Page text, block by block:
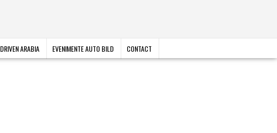
DRIVEN ARABIA EVENIMENTE AUTO BILD CONTACT